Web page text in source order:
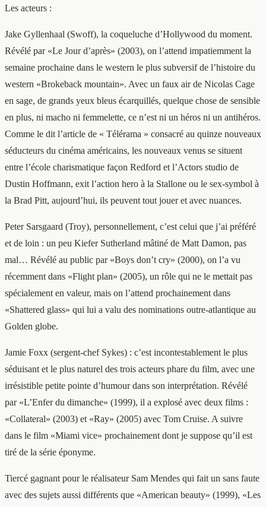
Les acteurs :
Jake Gyllenhaal (Swoff), la coqueluche d’Hollywood du moment.
Révélé par «Le Jour d’après» (2003), on l’attend impatiemment la
semaine prochaine dans le western le plus subversif de l’histoire du
western «Brokeback mountain». Avec un faux air de Nicolas Cage
en sage, de grands yeux bleus écarquillés, quelque chose de sensible
en plus, ni macho ni femmelette, ce n’est ni un héros ni un antihéros.
Comme le dit l’article de « Télérama » consacré au quinze nouveaux
séducteurs du cinéma américains, les nouveaux venus se situent
entre l’école charismatique façon Redford et l’Actors studio de
Dustin Hoffmann, exit l’action hero à la Stallone ou le sex-symbol à
la Brad Pitt, aujourd’hui, ils peuvent tout jouer et avec nuances.
Peter Sarsgaard (Troy), personnellement, c’est celui que j’ai préféré
et de loin : un peu Kiefer Sutherland mâtiné de Matt Damon, pas
mal… Révélé au public par «Boys don’t cry» (2000), on l’a vu
récemment dans «Flight plan» (2005), un rôle qui ne le mettait pas
spécialement en valeur, mais on l’attend prochainement dans
«Shattered glass» qui lui a valu des nominations outre-atlantique au
Golden globe.
Jamie Foxx (sergent-chef Sykes) : c’est incontestablement le plus
séduisant et le plus naturel des trois acteurs phare du film, avec une
irrésistible petite pointe d’humour dans son interprétation. Révélé
par «L’Enfer du dimanche» (1999), il a explosé avec deux films :
«Collateral» (2003) et «Ray» (2005) avec Tom Cruise. A suivre
dans le film «Miami vice» prochainement dont je suppose qu’il est
tiré de la série éponyme.
Tiercé gagnant pour le réalisateur Sam Mendes qui fait un sans faute
avec des sujets aussi différents que «American beauty» (1999), «Les